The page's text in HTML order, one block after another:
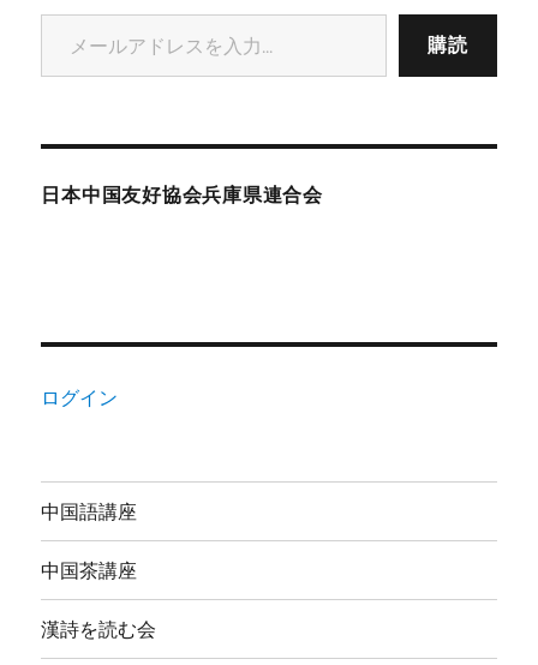
メールアドレスを入力...
購読
日本中国友好協会兵庫県連合会
ログイン
中国語講座
中国茶講座
漢詩を読む会